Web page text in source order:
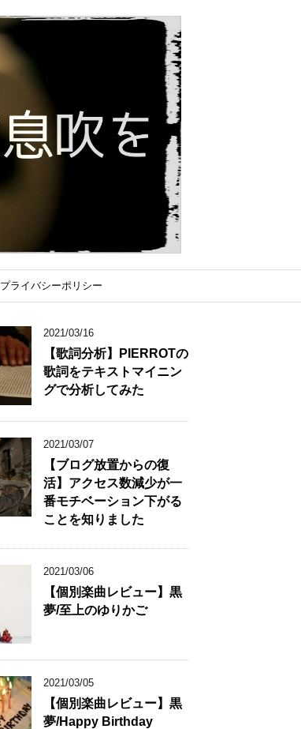
プライバシーポリシー
2021/03/16
【歌詞分析】PIERROTの
歌詞をテキストマイニン
グで分析してみた
2021/03/07
【ブログ放置からの復
活】アクセス数減少が一
番モチベーション下がる
ことを知りました
2021/03/06
【個別楽曲レビュー】黒
夢/至上のゆりかご
2021/03/05
【個別楽曲レビュー】黒
夢/Happy Birthday